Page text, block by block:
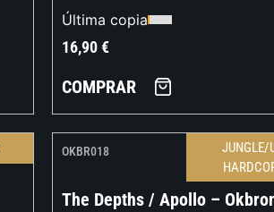
Última copia
16,90€
COMPRAR
OKBR018
JUNGLE/
The Depths / Apollo –